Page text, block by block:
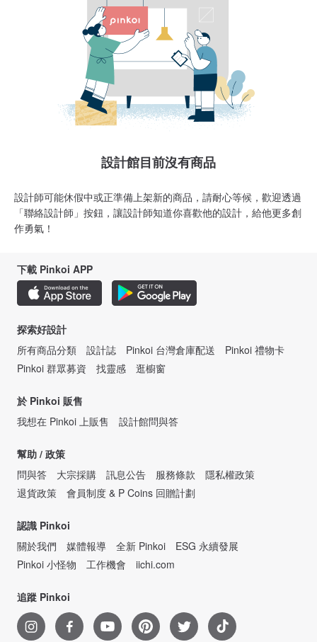
設計館目前沒有商品
設計師可能休假中或正準備上架新的商品，請耐心等候，歡迎透過
「聯絡設計師」按鈕，讓設計師知道你喜歡他的設計，給他更多創
作勇氣！
下載 Pinkoi APP
探索好設計
所有商品分類
設計誌 Pinkoi 台灣倉庫配送
Pinkoi 禮物卡
Pinkoi 群眾募資
找靈感 逛櫥窗
於 Pinkoi 販售
我想在 Pinkoi 上販售
設計館問與答
幫助 / 政策
問與答
大宗採購 訊息公告 服務條款
隱私權政策
退貨政策
會員制度 & P Coins 回贈計劃
認識 Pinkoi
關於我們
媒體報導 全新 Pinkoi
ESG 永續發展
Pinkoi 小怪物
工作機會 iichi.com
追蹤 Pinkoi